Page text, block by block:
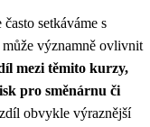
setkáváme s
významně ovlivnit
mezi těmito kurzy,
pro směnárnu či
obvykle výraznější